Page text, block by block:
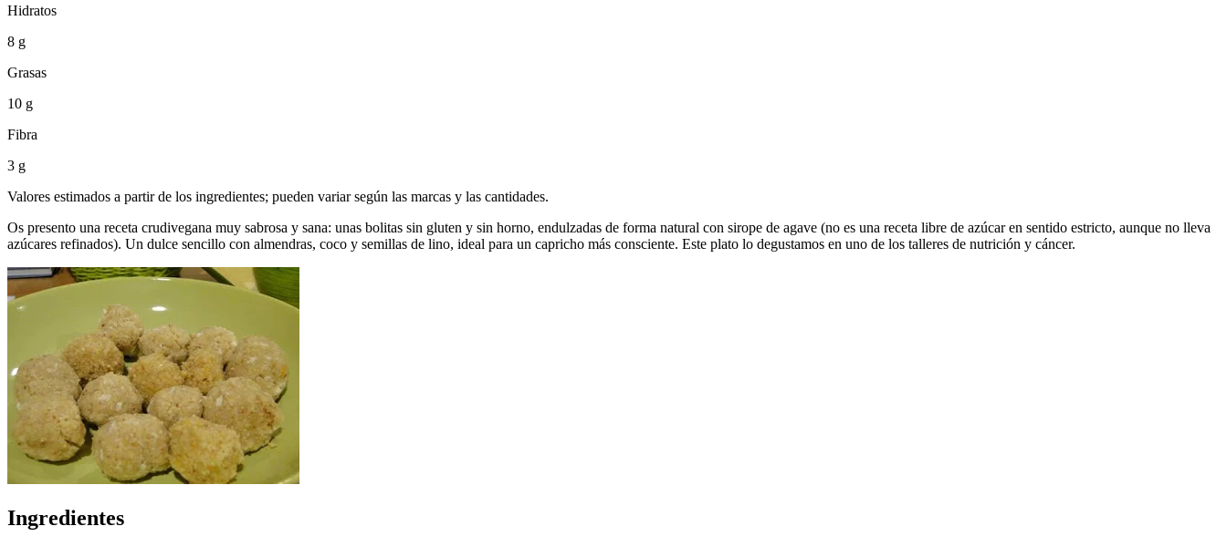
Hidratos
8 g
Grasas
10 g
Fibra
3 g
Valores estimados a partir de los ingredientes; pueden variar según las marcas y las cantidades.
Os presento una receta crudivegana muy sabrosa y sana: unas bolitas sin gluten y sin horno, endulzadas de forma natural con sirope de agave (no es una receta libre de azúcar en sentido estricto, aunque no lleva
azúcares refinados). Un dulce sencillo con almendras, coco y semillas de lino, ideal para un capricho más consciente. Este plato lo degustamos en uno de los talleres de nutrición y cáncer.
Ingredientes